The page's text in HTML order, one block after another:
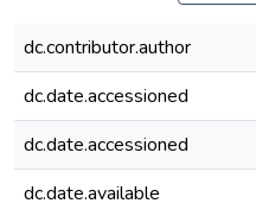
dc.contributor.author
dc.date.accessioned
dc.date.accessioned
dc.date.available